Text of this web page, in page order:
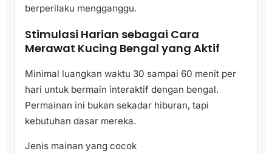
berperilaku mengganggu.
Stimulasi Harian sebagai Cara
Merawat Kucing Bengal yang Aktif
Minimal luangkan waktu 30 sampai 60 menit per
hari untuk bermain interaktif dengan bengal.
Permainan ini bukan sekadar hiburan, tapi
kebutuhan dasar mereka.
Jenis mainan yang cocok